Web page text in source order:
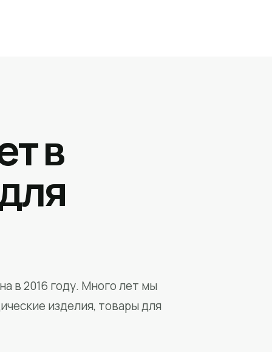
в
в 2016 году. Много лет мы
изделия, товары для